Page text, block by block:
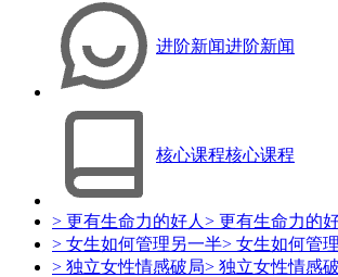
进阶新闻进阶新闻
核心课程核心课程
> 更有生命力的好人 > 更有生命力的
> 女生如何管理另一半> 女生如何管
> 独立女性情感破局> 独立女性情感